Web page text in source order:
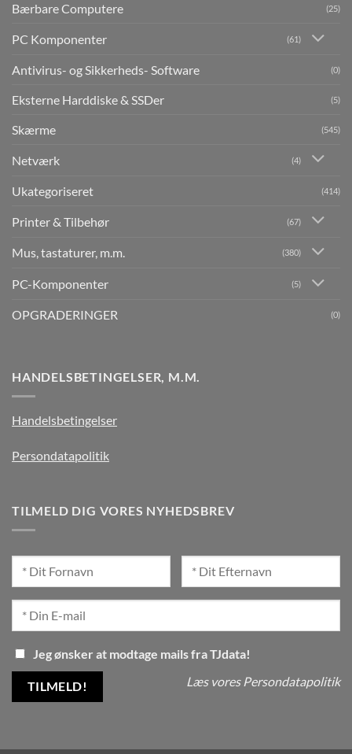
Bærbare Computere (25)
PC Komponenter (61)
Antivirus- og Sikkerheds- Software (0)
Eksterne Harddiske & SSDer (5)
Skærme (545)
Netværk (4)
Ukategoriseret (414)
Printer & Tilbehør (67)
Mus, tastaturer, m.m. (380)
PC-Komponenter (5)
OPGRADERINGER (0)
HANDELSBETINGELSER, M.M.
Handelsbetingelser
Persondatapolitik
TILMELD DIG VORES NYHEDSBREV
Jeg ønsker at modtage mails fra TJdata!
Læs vores Persondatapolitik